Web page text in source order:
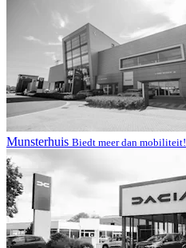
Munsterhuis Biedt meer dan mobiliteit!